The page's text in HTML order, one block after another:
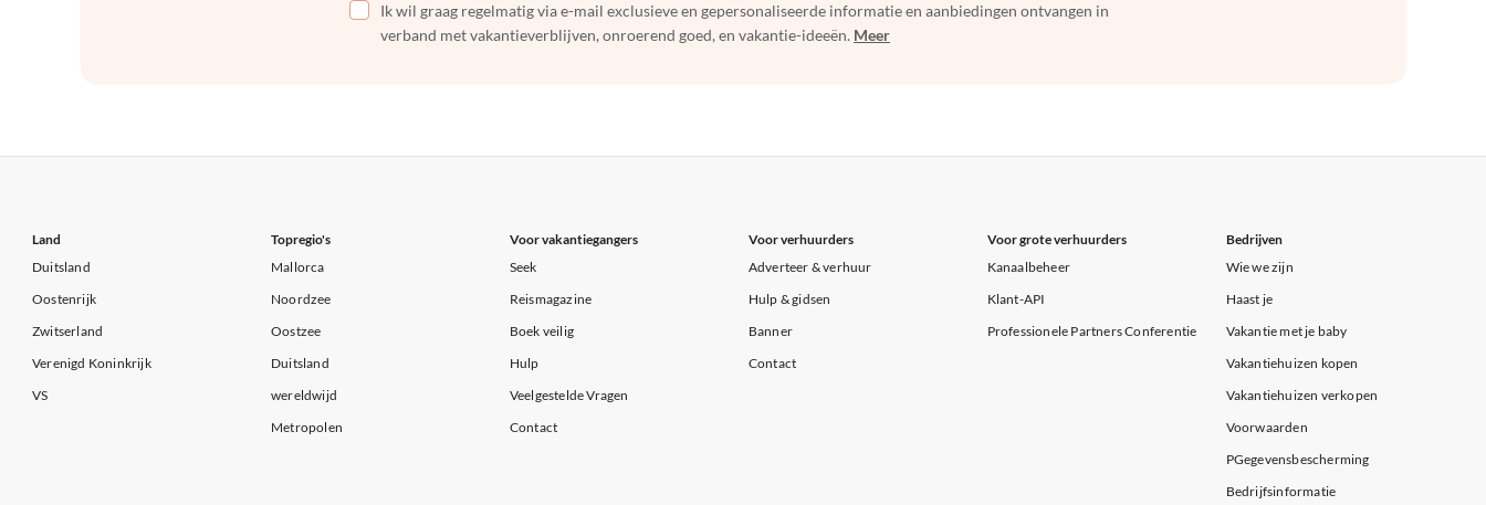
Ik wil graag regelmatig via e-mail exclusieve en gepersonaliseerde informatie en aanbiedingen ontvangen in
verband met vakantieverblijven, onroerend goed, en vakantie-ideeën. Meer
Land
Duitsland
Oostenrijk
Zwitserland
Verenigd Koninkrijk
VS
Topregio's
Mallorca
Noordzee
Oostzee
Duitsland
wereldwijd
Metropolen
Voor vakantiegangers
Seek
Reismagazine
Boek veilig
Hulp
Veelgestelde Vragen
Contact
Voor verhuurders
Adverteer & verhuur
Hulp & gidsen
Banner
Contact
Voor grote verhuurders
Kanaalbeheer
Klant-API
Professionele Partners Conferentie
Bedrijven
Wie we zijn
Haast je
Vakantie met je baby
Vakantiehuizen kopen
Vakantiehuizen verkopen
Voorwaarden
PGegevensbescherming
Bedrijfsinformatie